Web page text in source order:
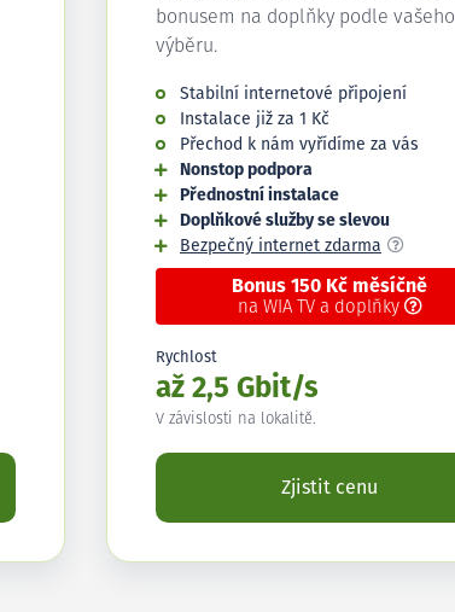
bonusem na doplňky podle vašeho
výběru.
Stabilní internetové připojení
Instalace již za 1 Kč
Přechod k nám vyřídíme za vás
Nonstop podpora
Přednostní instalace
Doplňkové služby se slevou
Bezpečný internet zdarma
Bonus 150 Kč měsíčně
na WIA TV a doplňky
Rychlost
až 2,5 Gbit/s
V závislosti na lokalitě.
Zjistit cenu